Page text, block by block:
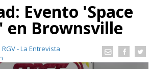
Evento 'Space
en Brownsville
- La Entrevista